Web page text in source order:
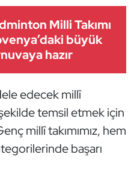
Milli Takımı
büyük
hazır
edecek millî
temsil etmek için
millî takımımız, hem
başarı